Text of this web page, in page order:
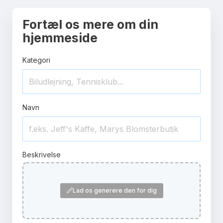
Fortæl os mere om din
hjemmeside
Kategori
Navn
Beskrivelse
Lad os generere den for dig